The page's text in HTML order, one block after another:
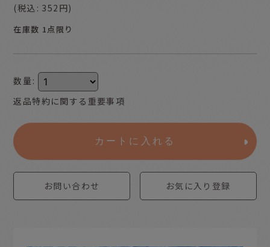
(税込 : 352 円)
在庫数 1点限り
数量 :
返品特約に関する重要事項
カートに入れる
お問い合わせ お気に入り登録